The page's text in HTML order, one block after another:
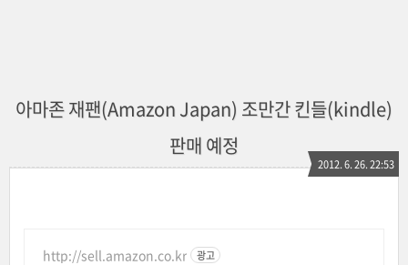
아마존 재팬(Amazon Japan) 조만간 킨들(kindle)
판매 예정
2012. 6. 26. 22:53
http://sell.amazon.co.kr 광고